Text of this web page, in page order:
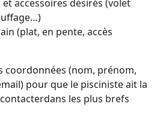
accessoires désirés (volet
(plat, en pente, accès
coordonnées (nom, prénom,
pour que le pisciniste ait la
les plus brefs